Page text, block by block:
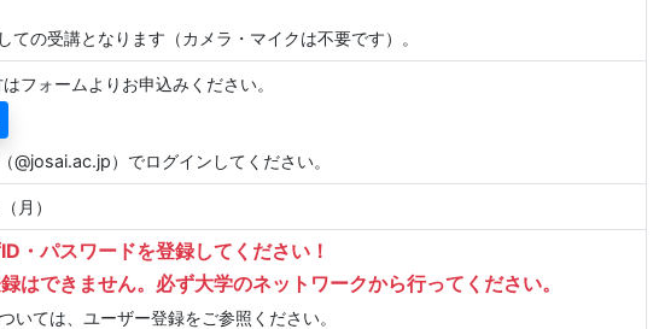
ての受講となります（カメラ・マイクは不要です）。
フォームよりお申込みください。
@josai.ac.jp）でログインしてください。
月）
・パスワードを登録してください！
はできません。必ず大学のネットワークから行ってください。
いては、ユーザー登録をご参照ください。